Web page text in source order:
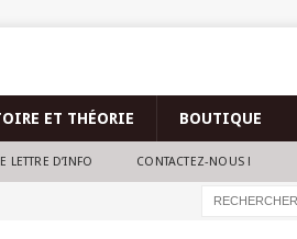
ET THÉORIE BOUTIQUE
LETTRE D’INFO CONTACTEZ-NOUS !